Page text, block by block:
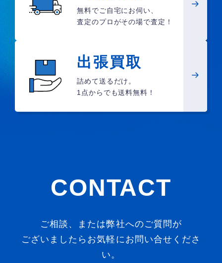
無料でご自宅にお伺い、
査定のプロがその場で査定！
出張買取
詰めて送るだけ。
1点からでも送料無料！
CONTACT
ご相談、または弊社へのご質問が
ございましたらお気軽にお問い合せくださ
い。